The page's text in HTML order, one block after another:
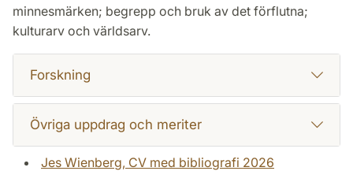
minnesmärken; begrepp och bruk av det förflutna;
kulturarv och världsarv.
Forskning
Övriga uppdrag och meriter
Jes Wienberg, CV med bibliografi 2026